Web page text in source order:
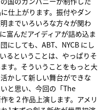
仕上がります。振付やダン
までいろいろな方々が関わ
富んだアイディアが詰め込ま
にしても、ABT、NYCB にし
るということは、やっぱりそ
す。そういうことをもっと大
かして新しい舞台ができな
と思い、今回の「The
２作品上演します。アメリ